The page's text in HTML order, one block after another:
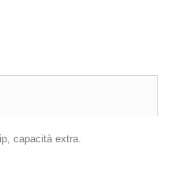
capacità extra.